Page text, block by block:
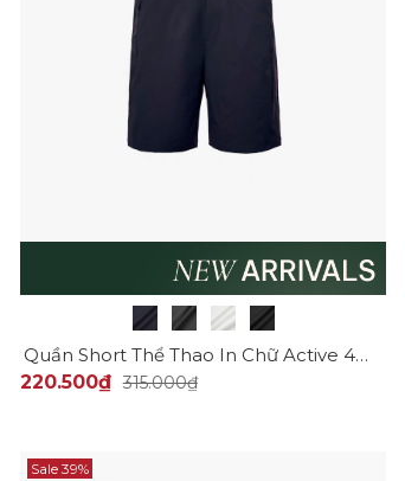
Quần Short Thể Thao In Chữ Active 4MEN Form Regular QS080
220.500₫ 315.000₫
Sale 39%